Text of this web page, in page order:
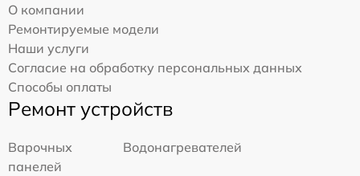
О компании
Ремонтируемые модели
Наши услуги
Согласие на обработку персональных данных
Способы оплаты
Ремонт устройств
Варочных
панелей
Водонагревателей